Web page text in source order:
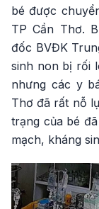
bé được
TP Cần Thơ.
đốc BVĐK
sinh non bị rối
nhưng các y
Thơ đã rất nỗ
trạng của bé
mạch, kháng